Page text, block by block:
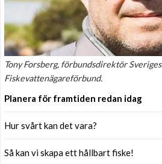
Tony Forsberg, förbundsdirektör Sveriges
Fiskevattenägareförbund.
Planera för framtiden redan idag
Hur svårt kan det vara?
Så kan vi skapa ett hållbart fiske!